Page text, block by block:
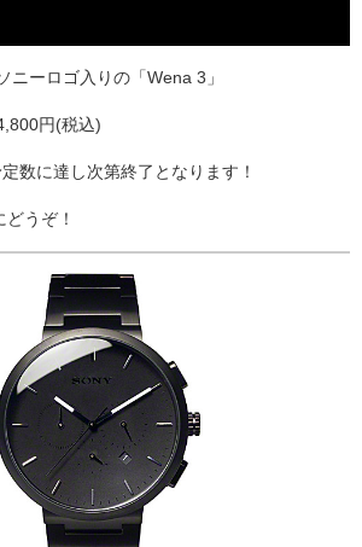
ニーロゴ入りの「Wena 3」
円(税込)
数に達し次第終了となります！
うぞ！